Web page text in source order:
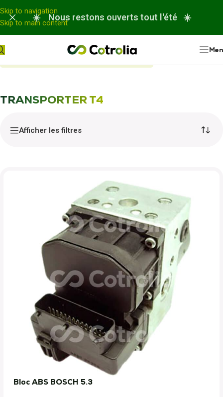
Panneau de gestion des cookies
Skip to navigation
Skip to main content
☀️ Nous restons ouverts tout l'été ☀️
TRANSPORTER T4
Afficher les filtres
Bloc ABS BOSCH 5.3